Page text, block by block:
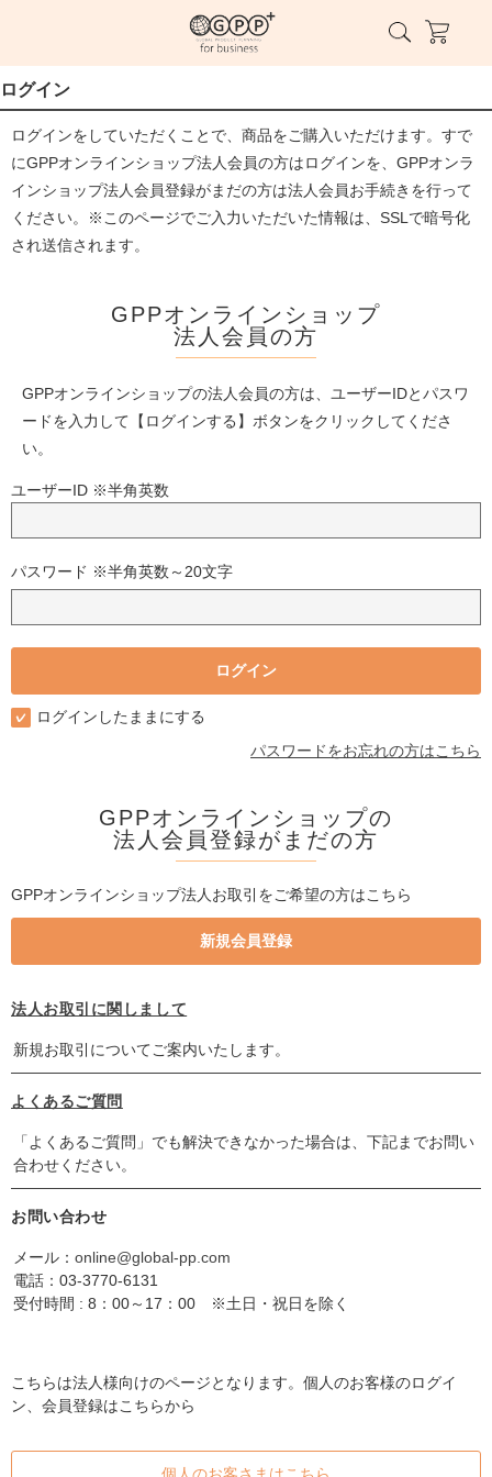
ログイン
ログインをしていただくことで、商品をご購入いただけます。すで
にGPPオンラインショップ法人会員の方はログインを、GPPオンラ
インショップ法人会員登録がまだの方は法人会員お手続きを行って
ください。※このページでご入力いただいた情報は、SSLで暗号化
され送信されます。
GPPオンラインショップ
法人会員の方
GPPオンラインショップの法人会員の方は、ユーザーIDとパスワ
ードを入力して【ログインする】ボタンをクリックしてくださ
い。
ユーザーID ※半角英数
パスワード ※半角英数～20文字
ログインしたままにする
パスワードをお忘れの方はこちら
GPPオンラインショップの
法人会員登録がまだの方
GPPオンラインショップ法人お取引をご希望の方はこちら
法人お取引に関しまして
新規お取引についてご案内いたします。
よくあるご質問
「よくあるご質問」でも解決できなかった場合は、下記までお問い
合わせください。
お問い合わせ
メール： online@global-pp.com
電話： 03-3770-6131
受付時間 : 8：00～17：00 ※土日・祝日を除く
こちらは法人様向けのページとなります。個人のお客様のログイ
ン、会員登録はこちらから